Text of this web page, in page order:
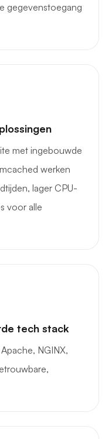
gegevenstoegang
met ingebouwde
werken
lager CPU-
voor alle
tech stack
NGINX,